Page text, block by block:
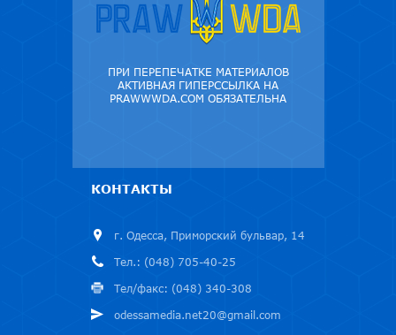
ПРИ ПЕРЕПЕЧАТКЕ МАТЕРИАЛОВ
АКТИВНАЯ ГИПЕРССЫЛКА НА
PRAWWWDA.COM ОБЯЗАТЕЛЬНА
КОНТАКТЫ
г. Одесса, Приморский бульвар, 14
Тел.: (048) 705-40-25
Тел/факс: (048) 340-308
odessamedia.net20@gmail.com